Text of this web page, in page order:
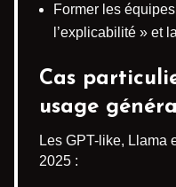
Former les
l’explicabilité » et la
Cas
usage général
Les GPT-like, Llama
2025 :